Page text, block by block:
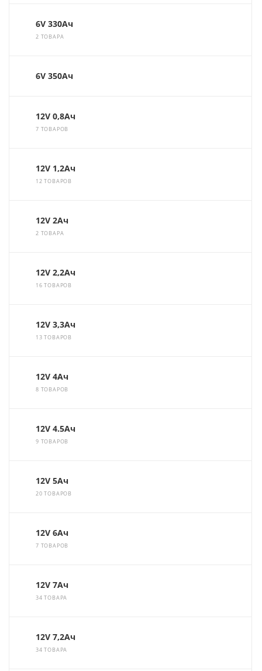
6V 330Ач
2 ТОВАРА
6V 350Ач
12V 0,8Ач
7 ТОВАРОВ
12V 1,2Ач
12 ТОВАРОВ
12V 2Ач
2 ТОВАРА
12V 2,2Ач
16 ТОВАРОВ
12V 3,3Ач
13 ТОВАРОВ
12V 4Ач
8 ТОВАРОВ
12V 4.5Ач
9 ТОВАРОВ
12V 5Ач
20 ТОВАРОВ
12V 6Ач
7 ТОВАРОВ
12V 7Ач
34 ТОВАРА
12V 7,2Ач
34 ТОВАРА